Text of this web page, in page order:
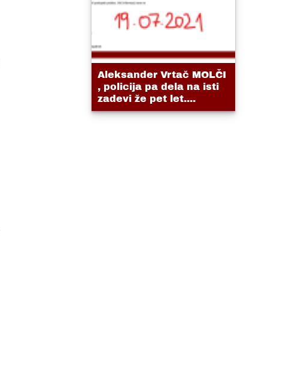
Aleksander Vrtač MOLČI
, policija pa dela na isti
zadevi že pet let....